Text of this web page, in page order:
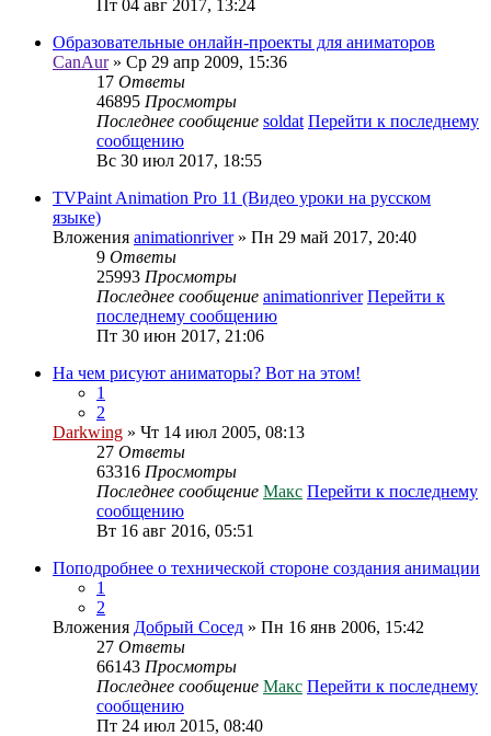
Пт 04 авг 2017, 13:24
Образовательные онлайн-проекты для аниматоров
CanAur» Ср 29 апр 2009, 15:36
17 Ответы
46895 Просмотры
Последнее сообщение soldat Перейти к последнему
сообщению
Вс 30 июл 2017, 18:55
TVPaint Animation Pro 11 (Видео уроки на русском
языке)
Вложения animationriver» Пн 29 май 2017, 20:40
9 Ответы
25993 Просмотры
Последнее сообщение animationriver Перейти к
последнему сообщению
Пт 30 июн 2017, 21:06
На чем рисуют аниматоры? Вот на этом!
1
2
Darkwing » Чт 14 июл 2005, 08:13
27 Ответы
63316 Просмотры
Последнее сообщение Макс Перейти к последнему
сообщению
Вт 16 авг 2016, 05:51
Поподробнее о технической стороне создания анимации
1
2
Вложения Добрый Сосед » Пн 16 янв 2006, 15:42
27 Ответы
66143 Просмотры
Последнее сообщение Макс Перейти к последнему
сообщению
Пт 24 июл 2015, 08:40